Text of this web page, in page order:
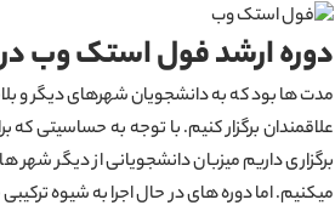
دوره ارشد فول استک وب
مدت ها بود که به دانشجویان شهرهای دیگر و
علاقمندان برگزار کنیم. با توجه به حساسیتی
برگزاری داریم میزبان دانشجویانی از دیگر شهر